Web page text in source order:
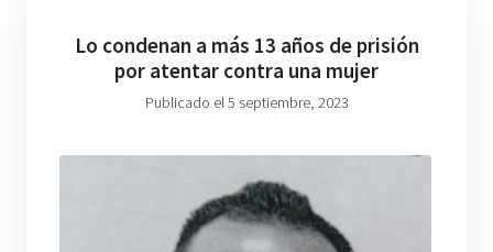
Lo condenan a más 13 años de prisión
por atentar contra una mujer
Publicado el 5 septiembre, 2023